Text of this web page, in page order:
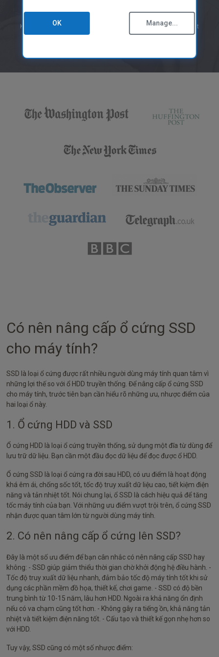
Nguyên tắc của nhà cung cấp
Liên hệ chúng tôi
Công nghệ & Chiến lược
Không cần thẻ tín dụng, chỉ cần tải xuống Ücretsiz taramayı başlat
Trustpilot
Có nên nâng cấp ổ cứng SSD
cho máy tính?
SSD là loại ổ cứng được rất nhiều người dùng máy tính quan tâm vì
những lợi thế so với ổ HDD truyền thống. Để nâng cấp ổ cứng SSD
cho máy tính, trước tiên bạn cần hiểu rõ những ưu, nhược điểm của
hai loại ổ này.
1. Ổ cứng HDD và SSD
Ổ cứng HDD là loại ổ cứng truyền thống, sử dụng một đĩa từ dùng để
lưu trữ dữ liệu. Bạn cần một đầu đọc dữ liệu để đọc được ổ HDD.
Ổ cứng SSD là loại ổ cứng ra đời sau HDD, có ưu điểm là hoạt động
khá êm ái, chống sốc tốt, tốc độ truy xuất dữ liệu cao, tiết kiệm điện
năng và tản nhiệt tốt. Nói chung lại, ổ SSD là cách hiệu quả để tăng
tốc máy tính của bạn. Với những ưu điểm vượt trội trên, ổ cứng SSD
nhận được quan tâm lớn từ người dùng máy tính.
2. Có nên nâng cấp ổ cứng lên SSD?
Đây là một số ưu điểm để bạn cân nhắc có nên nâng cấp SSD hay
không: - SSD giúp giảm thiểu thời gian chờ khởi động hệ điều hành. -
Tốc độ truy xuất dữ liệu nhanh, đảm bảo tốc độ máy tính tốt khi sử
dụng các phần mềm đồ họa, thiết kế, chơi game. - SSD có độ bền
trung bình từ 10-15 năm, lâu hơn HDD. Ngoài ra khả năng ổn định
nếu có va chạm cũng tốt hơn. - Không gây ra tiếng ồn, khả năng tản
nhiệt và tiết kiệm điện năng tốt. - Cấu tạo và thiết kế gọn nhẹ hơn so
với HDD.
Tuy vậy, SSD cũng có một số nhược điểm:
OK Manage...